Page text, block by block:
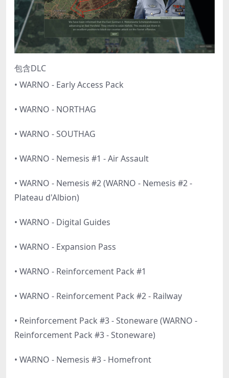
包含DLC
• WARNO - Early Access Pack
• WARNO - NORTHAG
• WARNO - SOUTHAG
• WARNO - Nemesis #1 - Air Assault
• WARNO - Nemesis #2 (WARNO - Nemesis #2 -
Plateau d'Albion)
• WARNO - Digital Guides
• WARNO - Expansion Pass
• WARNO - Reinforcement Pack #1
• WARNO - Reinforcement Pack #2 - Railway
• Reinforcement Pack #3 - Stoneware (WARNO -
Reinforcement Pack #3 - Stoneware)
• WARNO - Nemesis #3 - Homefront